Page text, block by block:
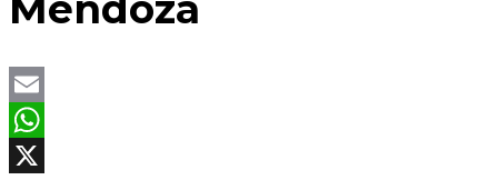
Email
WhatsApp